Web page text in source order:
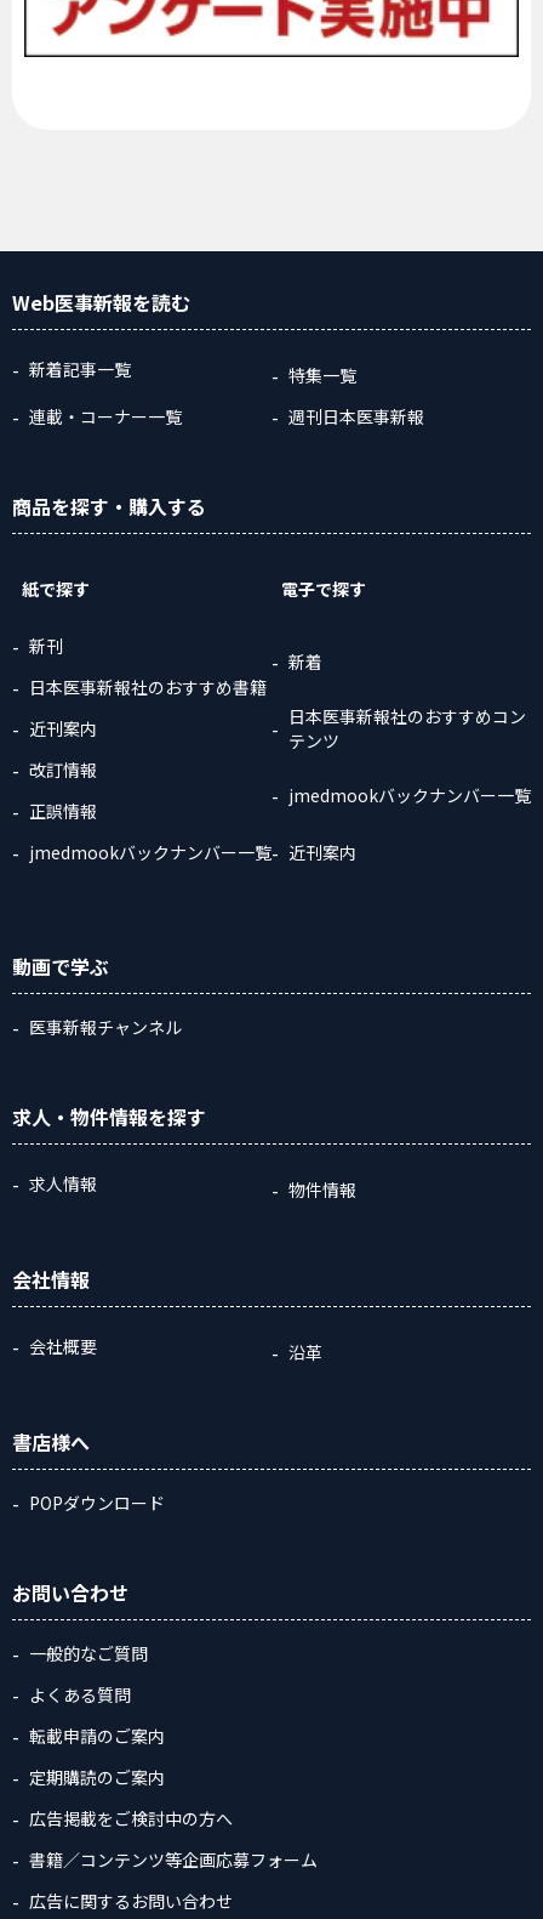
Web医事新報を読む
新着記事一覧
特集一覧
連載・コーナー一覧
週刊日本医事新報
商品を探す ・購入する
紙で探す
新刊
日本医事新報社のおすすめ書籍
近刊案内
改訂情報
正誤情報
jmedmookバックナンバー一覧
電子で探す
新着
日本医事新報社のおすすめコン
テンツ
jmedmookバックナンバー一覧
近刊案内
動画で学ぶ
医事新報チャンネル
求人・物件情報を探す
求人情報 物件情報
会社情報
会社概要 沿革
書店様へ
POPダウンロード
お問い合わせ
一般的なご質問
よくある質問
転載申請のご案内
定期購読のご案内
広告掲載をご検討中の方へ
書籍／コンテンツ等企画応募フォーム
広告に関するお問い合わせ